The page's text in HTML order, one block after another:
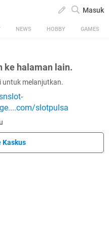
Masuk
NEWS HOBBY GAMES
ke halaman lain.
untuk melanjutkan.
slotpulsa
Kaskus